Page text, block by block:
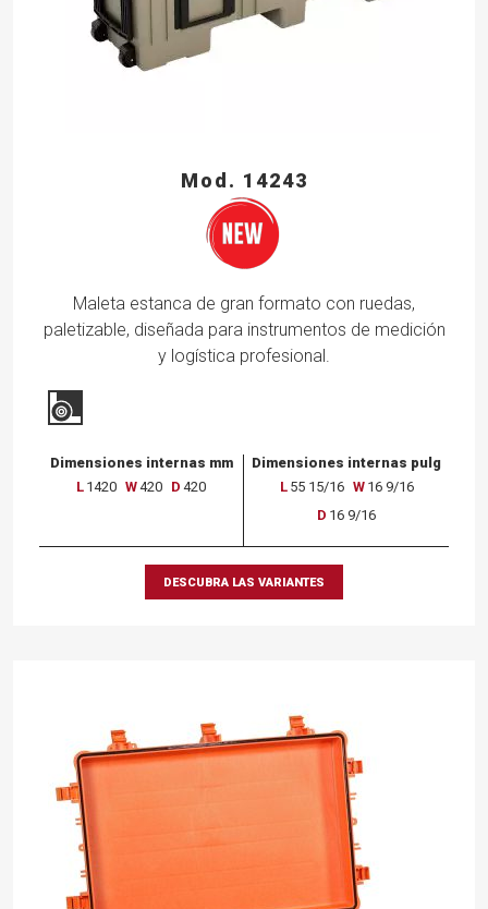
Mod. 14243
Maleta estanca de gran formato con ruedas,
paletizable, diseñada para instrumentos de medición
y logística profesional.
Dimensiones internas mm
L 1420 W420 D 420
Dimensiones internas pulg
L 55 15/16 W 16 9/16
D 16 9/16
DESCUBRA LAS VARIANTES